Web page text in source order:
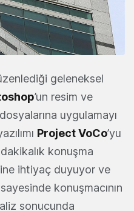
geleneksel
’un resim ve
uygulamayı
Project VoCo’yu
konuşma
ihtiyaç duyuyor ve
konuşmacının
sonucunda